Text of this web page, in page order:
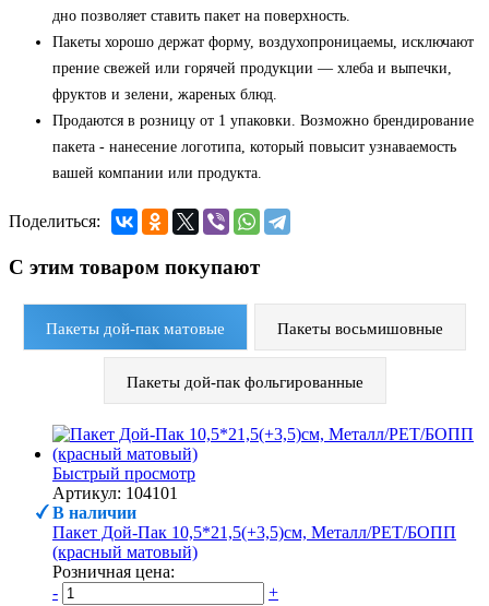
дно позволяет ставить пакет на поверхность.
Пакеты хорошо держат форму, воздухопроницаемы, исключают
прение свежей или горячей продукции — хлеба и выпечки,
фруктов и зелени, жареных блюд.
Продаются в розницу от 1 упаковки. Возможно брендирование
пакета - нанесение логотипа, который повысит узнаваемость
вашей компании или продукта.
Поделиться:
С этим товаром покупают
Пакеты дой-пак матовые Пакеты восьмишовные
Пакеты дой-пак фольгированные
Быстрый просмотр
Артикул: 104101
В наличии
Пакет Дой-Пак 10,5*21,5(+3,5)см, Металл/PET/БОПП
(красный матовый)
Розничная цена:
-
+